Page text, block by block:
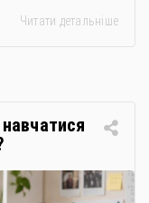
обрати безпечну і
Читати детальніше